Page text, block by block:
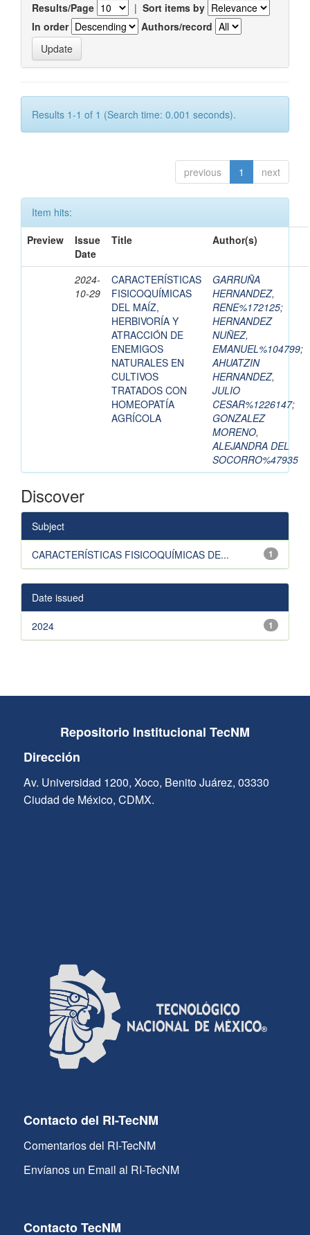
Results/Page | Sort items by
In order
Authors/record
Results 1-1 of 1 (Search time: 0.001 seconds).
previous 1 next
Item hits:
Preview
Issue
Date
Title Author(s)
2024-
10-29
CARACTERÍSTICAS
FISICOQUÍMICAS
DEL MAÍZ,
HERBIVORÍA Y
ATRACCIÓN DE
ENEMIGOS
NATURALES EN
CULTIVOS
TRATADOS CON
HOMEOPATÍA
AGRÍCOLA
GARRUÑA
HERNANDEZ,
RENE%172125;
HERNANDEZ
NUÑEZ,
EMANUEL%104799;
AHUATZIN
HERNANDEZ,
JULIO
CESAR%1226147;
GONZALEZ
MORENO,
ALEJANDRA DEL
SOCORRO%47935
Discover
Subject
1
CARACTERÍSTICAS FISICOQUÍMICAS DE...
Date issued
1
2024
Repositorio Institucional TecNM
Dirección
Av. Universidad 1200, Xoco, Benito Juárez, 03330
Ciudad de México, CDMX.
Contacto del RI-TecNM
Comentarios del RI-TecNM
Envíanos un Email al RI-TecNM
Contacto TecNM